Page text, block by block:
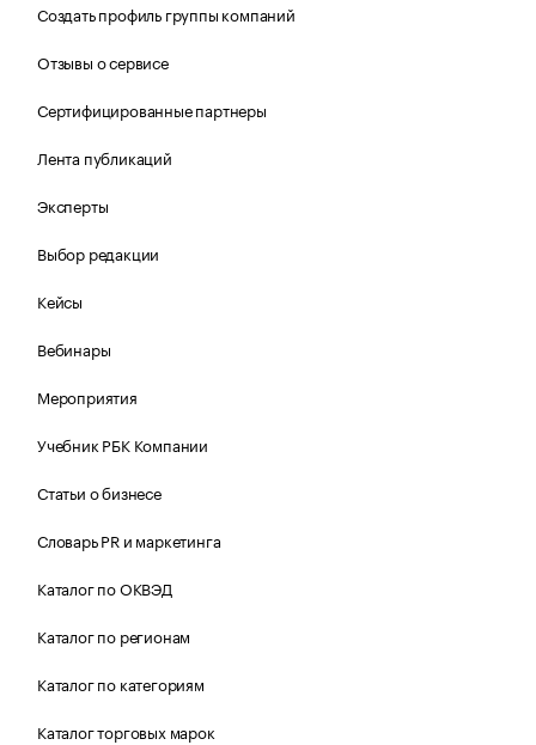
Создать профиль группы компаний
Отзывы о сервисе
Сертифицированные партнеры
Лента публикаций
Эксперты
Выбор редакции
Кейсы
Вебинары
Мероприятия
Учебник РБК Компании
Статьи о бизнесе
Словарь PR и маркетинга
Каталог по ОКВЭД
Каталог по регионам
Каталог по категориям
Каталог торговых марок